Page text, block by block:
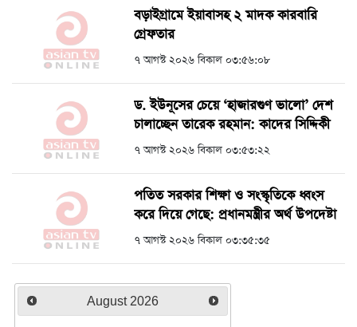
বড়াইগ্রামে ইয়াবাসহ ২ মাদক কারবারি
গ্রেফতার
৭ আগস্ট ২০২৬ বিকাল ০৩:৫৬:০৮
ড. ইউনূসের চেয়ে ‘হাজারগুণ ভালো’ দেশ
চালাচ্ছেন তারেক রহমান: কাদের সিদ্দিকী
৭ আগস্ট ২০২৬ বিকাল ০৩:৫৩:২২
পতিত সরকার শিক্ষা ও সংস্কৃতিকে ধ্বংস
করে দিয়ে গেছে: প্রধানমন্ত্রীর অর্থ উপদেষ্টা
৭ আগস্ট ২০২৬ বিকাল ০৩:৩৫:৩৫
August 2026